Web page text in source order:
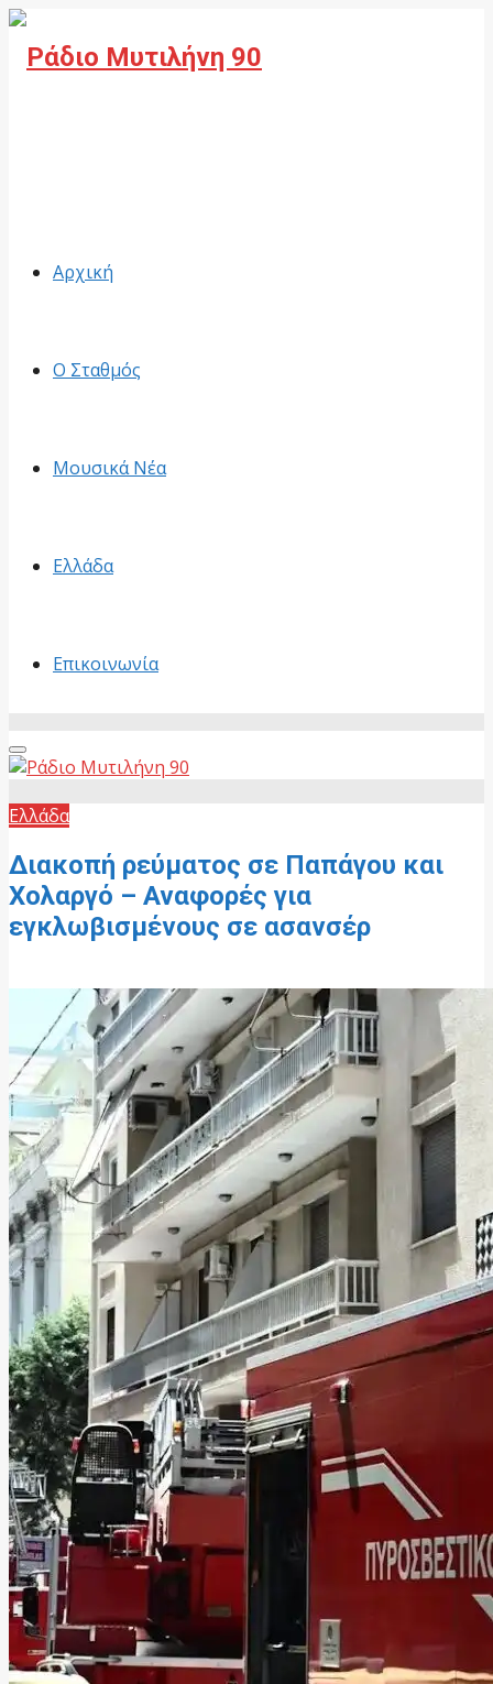
Αρχική
Ο Σταθμός
Μουσικά Νέα
Ελλάδα
Επικοινωνία
Primary
Menu
Ελλάδα
Διακοπή ρεύματος σε Παπάγου και
Χολαργό – Αναφορές για
εγκλωβισμένους σε ασανσέρ